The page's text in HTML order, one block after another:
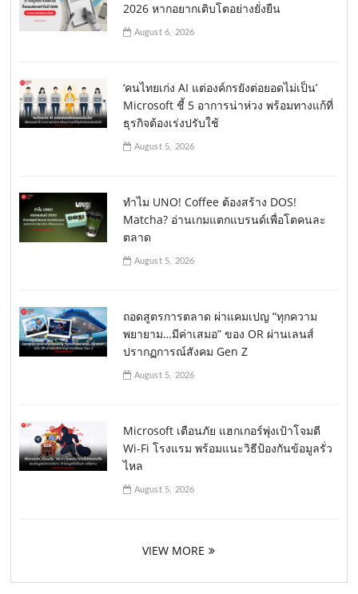
2026 หากอยากเติบโตอย่างยั่งยืน
August 6, 2026
‘คนไทยเก่ง AI แต่องค์กรยังต่อยอดไม่เป็น’
Microsoft ชี้ 5 อาการน่าห่วง พร้อมทางแก้ที่
ธุรกิจต้องเร่งปรับใช้
August 5, 2026
ทำไม UNO! Coffee ต้องสร้าง DOS!
Matcha? อ่านเกมแตกแบรนด์เพื่อโตคนละ
ตลาด
August 5, 2026
ถอดสูตรการตลาด ผ่าแคมเปญ “ทุกความ
พยายาม…มีค่าเสมอ” ของ OR ผ่านเลนส์
ปรากฏการณ์สังคม Gen Z
August 5, 2026
Microsoft เตือนภัย แฮกเกอร์พุ่งเป้าโจมตี
Wi-Fi โรงแรม พร้อมแนะวิธีป้องกันข้อมูลรั่ว
ไหล
August 5, 2026
VIEW MORE